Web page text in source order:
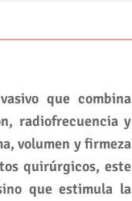
que combina
radiofrecuencia y
volumen y firmeza
quirúrgicos, este
que estimula la